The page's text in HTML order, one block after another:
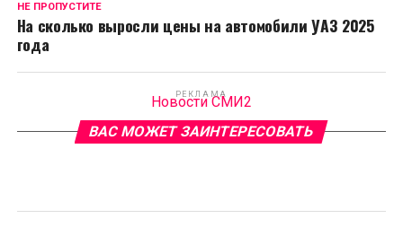
НЕ ПРОПУСТИТЕ
На сколько выросли цены на автомобили УАЗ 2025
года
РЕКЛАМА
Новости СМИ2
ВАС МОЖЕТ ЗАИНТЕРЕСОВАТЬ